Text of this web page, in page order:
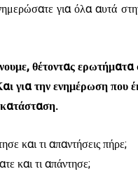
για όλα αυτά
θέτοντας
για την ενημέρωση που
και τι απαντήσεις πήρε;
και τι απάντησε;